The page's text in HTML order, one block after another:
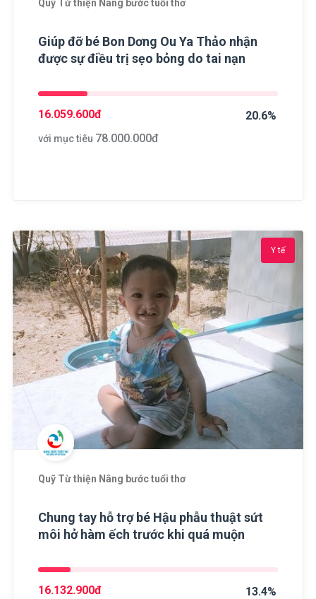
Quỹ Từ thiện Nâng bước tuổi thơ
Giúp đỡ bé Bon Dơng Ou Ya Thảo nhận
được sự điều trị sẹo bỏng do tai nạn
20.6%
16.059.600đ
với mục tiêu 78.000.000đ
Y tế
Quỹ Từ thiện Nâng bước tuổi thơ
Chung tay hỗ trợ bé Hậu phẫu thuật sứt
môi hở hàm ếch trước khi quá muộn
13.4%
16.132.900đ